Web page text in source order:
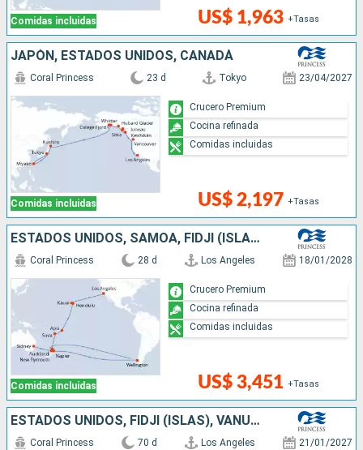
Comidas incluidas US$ 1,963 +Tasas
JAPÓN, ESTADOS UNIDOS, CANADÁ
Comidas incluidas
Coral Princess 23 d Tokyo 23/04/2027
US$ 2,197 +Tasas
Crucero Premium
Cocina refinada
Comidas incluidas
ESTADOS UNIDOS, SAMOA, FIDJI (ISLAS), NUEVA ZELANDA, CHILE, AUSTRALIA
Comidas incluidas
Coral Princess 28 d Los Angeles 18/01/2028
US$ 3,451 +Tasas
Crucero Premium
Cocina refinada
Comidas incluidas
ESTADOS UNIDOS, FIDJI (ISLAS), VANUATU, PAPÚA NUEVA GUINEA, NUEVA ZELANDA, AUSTRALIA, INDONESIA, SINGAPUR
Coral Princess 70 d Los Angeles 21/01/2027